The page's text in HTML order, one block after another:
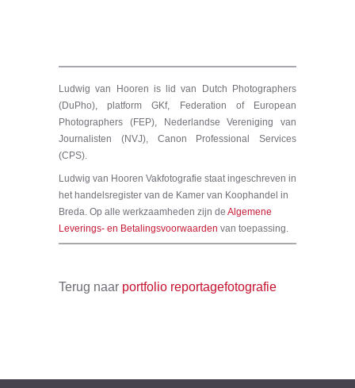
Ludwig van Hooren is lid van Dutch Photographers
(DuPho), platform GKf, Federation of European
Photographers (FEP), Nederlandse Vereniging van
Journalisten (NVJ), Canon Professional Services
(CPS).
Ludwig van Hooren Vakfotografie staat ingeschreven in
het handelsregister van de Kamer van Koophandel in
Breda. Op alle werkzaamheden zijn de Algemene
Leverings- en Betalingsvoorwaarden van toepassing.
Terug naar portfolio reportagefotografie